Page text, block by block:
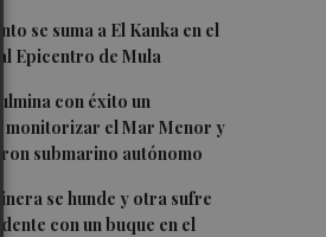
se suma a El Kanka en el
Epicentro de Mula
con éxito un
monitorizar el Mar Menor y
submarino autónomo
se hunde y otra sufre
con un buque en el